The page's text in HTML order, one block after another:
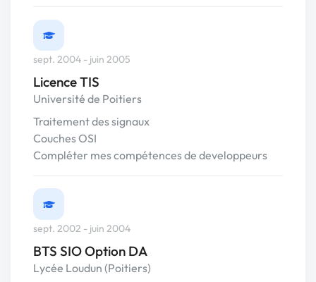
sept. 2004 - juin 2005
Licence TIS
Université de Poitiers
Traitement des signaux
Couches OSI
Compléter mes compétences de developpeurs
sept. 2002 - juin 2004
BTS SIO Option DA
Lycée Loudun (Poitiers)